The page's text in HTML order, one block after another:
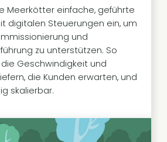
Meerkötter einfache, geführte
digitalen Steuerungen ein, um
und
zu unterstützen. So
Geschwindigkeit und
die Kunden erwarten, und
skalierbar.